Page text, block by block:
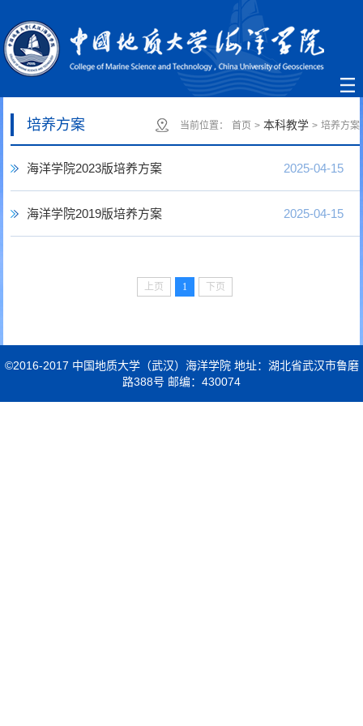
培养方案 当前位置： 首页 >本科教学 > 培养方案
海洋学院2023版培养方案 2025-04-15
海洋学院2019版培养方案 2025-04-15
上页 1 下页
©2016-2017 中国地质大学（武汉）海洋学院 地址：湖北省武汉市鲁磨
路388号 邮编：430074